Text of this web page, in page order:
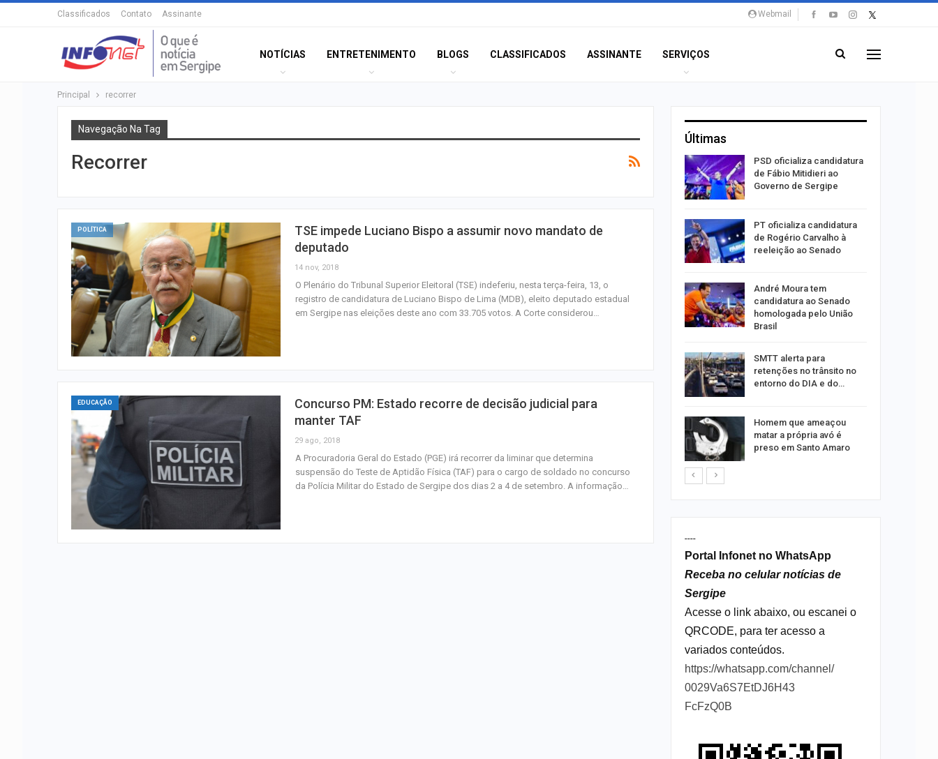
Webmail
Classificados Contato Assinante
NOTÍCIAS ENTRETENIMENTO BLOGS CLASSIFICADOS ASSINANTE SERVIÇOS
Principal recorrer
Navegação Na Tag
Recorrer
POLÍTICA
TSE impede Luciano Bispo a assumir novo mandato de
deputado
14 nov, 2018
O Plenário do Tribunal Superior Eleitoral (TSE) indeferiu, nesta terça-feira, 13, o
registro de candidatura de Luciano Bispo de Lima (MDB), eleito deputado estadual
em Sergipe nas eleições deste ano com 33.705 votos. A Corte considerou…
EDUCAÇÃO
Concurso PM: Estado recorre de decisão judicial para
manter TAF
29 ago, 2018
A Procuradoria Geral do Estado (PGE) irá recorrer da liminar que determina
suspensão do Teste de Aptidão Física (TAF) para o cargo de soldado no concurso
da Polícia Militar do Estado de Sergipe dos dias 2 a 4 de setembro. A informação…
Últimas
Idoso sofre mal súbito e
Prouni 2026: divulgado o
resultado de nova
Produção de petróleo em
Sergipe aumentou 1,7% em
junho
PSD oficializa candidatura
de Fábio Mitidieri ao
Governo de Sergipe
PT oficializa candidatura
de Rogério Carvalho à
reeleição ao Senado
André Moura tem
candidatura ao Senado
homologada pelo União
Brasil
SMTT alerta para
retenções no trânsito no
entorno do DIA e do…
Homem que ameaçou
matar a própria avó é
preso em Santo Amaro
----
Portal Infonet no WhatsApp
Receba no celular notícias de
Sergipe
Acesse o link abaixo, ou escanei o
QRCODE, para ter acesso a
variados conteúdos.
https://whatsapp.com/channel/
0029Va6S7EtDJ6H43
FcFzQ0B